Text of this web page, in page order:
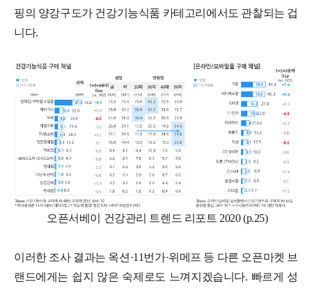
핑의 양강구도가 건강기능식품 카테고리에서도 관찰되는 겁
니다.
오픈서베이 건강관리 트렌드 리포트 2020 (p.25)
이러한 조사 결과는 옥션·11번가·위메프 등 다른 오픈마켓 브
랜드에게는 쉽지 않은 숙제로도 느껴지겠습니다. 빠르게 성